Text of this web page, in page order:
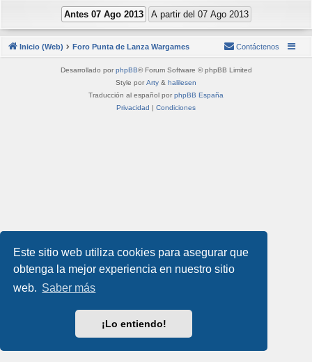
Este sitio web utiliza cookies para asegurar que
obtenga la mejor experiencia en nuestro sitio
web. Saber más
¡Lo entiendo!
Inicio (Web) Foro Punta de Lanza Wargames Contáctenos
Desarrollado por phpBB® Forum Software © phpBB Limited
Style por Arty & halilesen
Traducción al español por phpBB España
Privacidad | Condiciones